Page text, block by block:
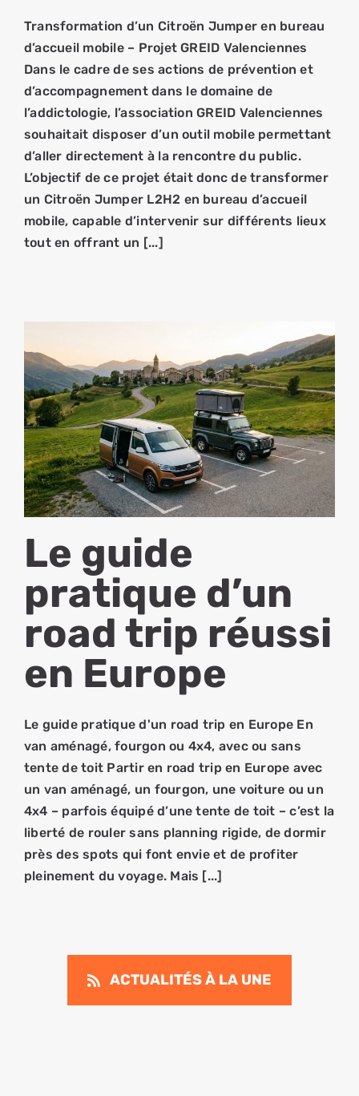
Transformation d’un Citroën Jumper en bureau
d’accueil mobile – Projet GREID Valenciennes
Dans le cadre de ses actions de prévention et
d’accompagnement dans le domaine de
l’addictologie, l’association GREID Valenciennes
souhaitait disposer d’un outil mobile permettant
d’aller directement à la rencontre du public.
L’objectif de ce projet était donc de transformer
un Citroën Jumper L2H2 en bureau d’accueil
mobile, capable d’intervenir sur différents lieux
tout en offrant un [...]
Le guide
pratique d’un
road trip réussi
en Europe
Le guide pratique d'un road trip en Europe En
van aménagé, fourgon ou 4x4, avec ou sans
tente de toit Partir en road trip en Europe avec
un van aménagé, un fourgon, une voiture ou un
4x4 – parfois équipé d’une tente de toit – c’est la
liberté de rouler sans planning rigide, de dormir
près des spots qui font envie et de profiter
pleinement du voyage. Mais [...]
ACTUALITÉS À LA UNE